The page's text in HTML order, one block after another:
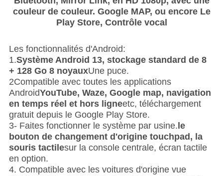
couleur de couleur. Google MAP, ou encore Le
Play Store, Contrôle vocal
Les fonctionnalités d'Android:
1.Système Android 13, stockage standard de 8
+ 128 Go 8 noyauxUne puce.
2Compatible avec toutes les applications
AndroidYouTube, Waze, Google map, navigation
en temps réel et hors ligneetc, téléchargement
gratuit depuis le Google Play Store.
3- Faites fonctionner le système par usine. le
bouton de changement d'origine touchpad, la
souris tactilesur la console centrale, écran tactile
en option.
4. Compatible avec les voitures d'origine vue